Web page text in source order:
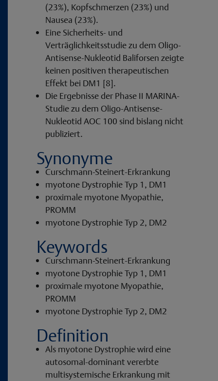
(23%), Kopfschmerzen (23%) und
Nausea (23%).
Eine Sicherheits- und
Verträglichkeitsstudie zu dem Oligo-
Antisense-Nukleotid Baliforsen zeigte
keinen positiven therapeutischen
Effekt bei DM1 [8].
Die Ergebnisse der Phase II MARINA-
Studie zu dem Oligo-Antisense-
Nukleotid AOC 100 sind bislang nicht
publiziert.
Synonyme
Curschmann-Steinert-Erkrankung
myotone Dystrophie Typ 1, DM1
proximale myotone Myopathie,
PROMM
myotone Dystrophie Typ 2, DM2
Keywords
Curschmann-Steinert-Erkrankung
myotone Dystrophie Typ 1, DM1
proximale myotone Myopathie,
PROMM
myotone Dystrophie Typ 2, DM2
Definition
Als myotone Dystrophie wird eine
autosomal-dominant vererbte
multisystemische Erkrankung mit